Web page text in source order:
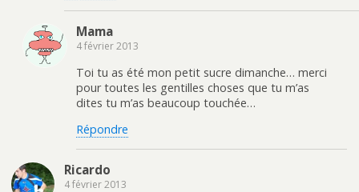
Mama
4 février 2013
Toi tu as été mon petit sucre dimanche… merci
pour toutes les gentilles choses que tu m’as
dites tu m’as beaucoup touchée…
Répondre
Ricardo
4 février 2013